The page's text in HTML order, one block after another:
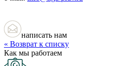
написать нам
« Возврат к списку
Как мы работаем